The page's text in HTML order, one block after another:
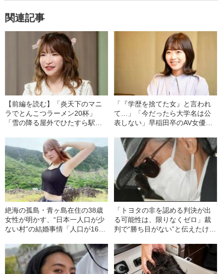
関連記事
【前編を読む】「炎天下のマニ
ラでとんこつラーメン20杯」
「雪の降る屋外でひたすら駅弁
ずが明かす、過酷すぎた大会の
舞台裏
「『学歴を捨てた女』と言われ
て…」「今だったら大学名は公
表しない」早稲田卒のAV女優
絶海の孤島・青ヶ島在住の38歳
女性が明かす、“日本一人口が少
ない村”の結婚事情「人口が166
「トヨタの非を認める判決が出
る可能性は、限りなくゼロ」裁
判で“勝ち目がない”と伝えたけれ
幸三を説得できなかった「長男
の葛藤」